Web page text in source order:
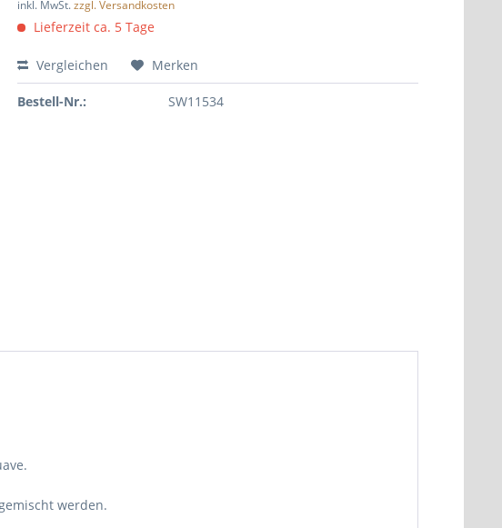
inkl. MwSt.zzgl. Versandkosten
Lieferzeit ca. 5 Tage
Vergleichen Merken
Bestell-Nr.: SW11534
werden.